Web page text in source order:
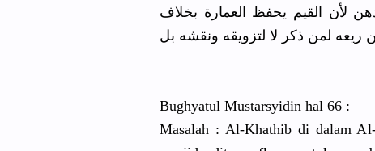
لأن القيم يحفظ العمارة بخلاف
لمن ذكر لا لتزويقه ونقشه بل
Bughyatul Mustarsyidin hal 66 :
Masalah : Al-Khathib di dalam